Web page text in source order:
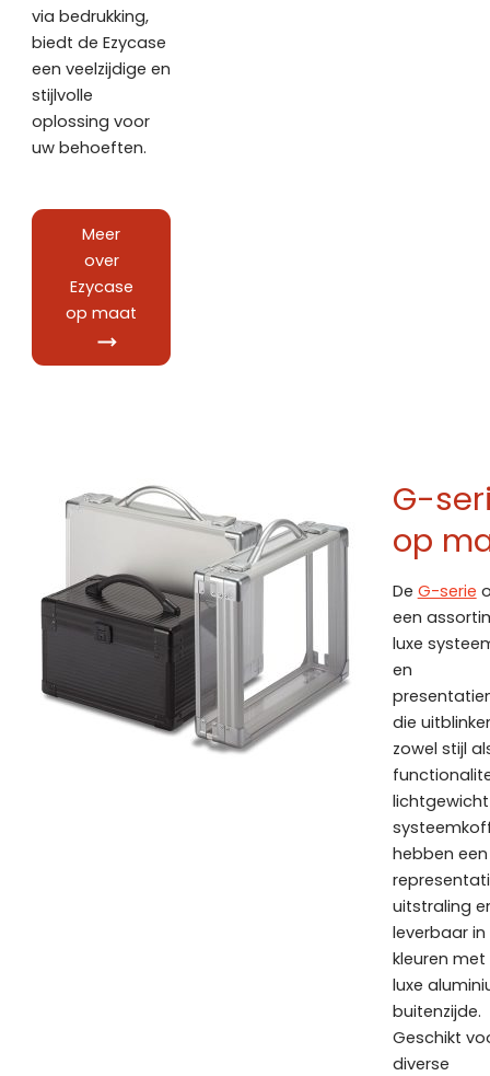
via bedrukking,
biedt de Ezycase
een veelzijdige en
stijlvolle
oplossing voor
uw behoeften.
Meer
over
Ezycase
op maat
G-
op
De G-serie
een
luxe
en
die
zowel stijl
lichtgewicht
hebben een
uitstraling
leverbaar in
kleuren met
luxe
buitenzijde.
Geschikt
diverse